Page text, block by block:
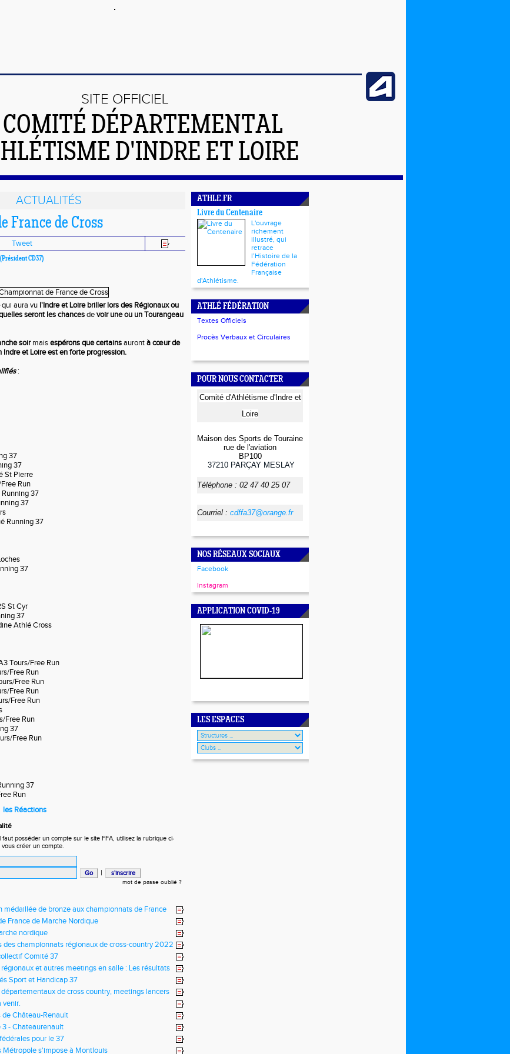
SITE OFFICIEL
DÉPARTEMENTAL
D'INDRE ET LOIRE
ACTUALITÉS
France de Cross
Tweet
(Président CD37)
qui aura vu l'Indre et Loire briller lors des Régionaux ou
seront les chancesdevoir une ou un Tourangeau
soirmaisespérons que certainsaurontà cœur de
et Loire est en forte progression.
:
37
37
St Pierre
Run
Running 37
37
Running 37
37
St Cyr
37
Athlé Cross
Tours/Free Run
Free Run
Free Run
Free Run
Free Run
Free Run
37
Free Run
37
Run
les Réactions
posséder un compte sur le site FFA, utilisez la rubrique ci-
créer un compte.
|
mot de passe oublié ?
médaillée de bronze aux championnats de France
France de Marche Nordique
nordique
des championnats régionaux de cross-country 2022
Comité 37
et autres meetings en salle : Les résultats
Sport et Handicap 37
de cross country, meetings lancers
en salle
venir.
de Château-Renault
3 - Chateaurenault
pour le 37
Métropole s'impose à Montlouis
ATHLE.FR
Livre du Centenaire
L'ouvrage
richement
illustré, qui
retrace
l’Histoire de la
Fédération
Française
d'Athlétisme.
ATHLÉ FÉDÉRATION
Textes Officiels
Procès Verbaux et Circulaires
POUR NOUS CONTACTER
Comité d'Athlétisme d'Indre et
Loire
Maison des Sports de Touraine
rue de l'aviation
BP100
37210 PARÇAY MESLAY
Téléphone : 02 47 40 25 07
Courriel : cdffa37@orange.fr
NOS RÉSEAUX SOCIAUX
Facebook
Instagram
APPLICATION COVID-19
LES ESPACES